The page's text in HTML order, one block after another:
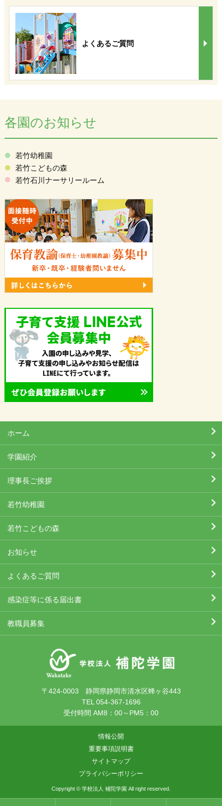
よくあるご質問
各園のお知らせ
若竹幼稚園
若竹こどもの森
若竹石川ナーサリールーム
ホーム
学園紹介
理事長ご挨拶
若竹幼稚園
若竹こどもの森
お知らせ
よくあるご質問
感染症等に係る届出書
教職員募集
〒424-0003 静岡県静岡市清水区蜂ヶ谷443
TEL 054-367-1696
受付時間 AM8：00～PM5：00
情報公開
重要事項説明書
サイトマップ
プライバシーポリシー
Copyright © 学校法人 補陀学園 All right reserved.